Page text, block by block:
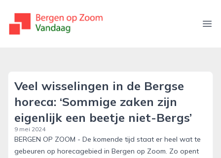
bergenopzoomvandaag.nl
Veel wisselingen in de Bergse
horeca: ‘Sommige zaken zijn
eigenlijk een beetje niet-Bergs’
9 mei 2024
BERGEN OP ZOOM - De komende tijd staat er heel wat te
gebeuren op horecagebied in Bergen op Zoom. Zo opent